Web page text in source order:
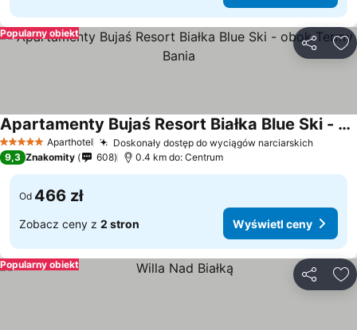
Popularny obiekt
5 KategoriaAparthotel Doskonały dostęp do wyciągów narciarskich
Apartamenty Bujaś Resort Białka Blue Ski - obok Termy Bania
9,3 Znakomity 608 0.4 km do: Centrum
Od 466 zł
Zobacz ceny z 2 stron Wyświetl ceny
Popularny obiekt